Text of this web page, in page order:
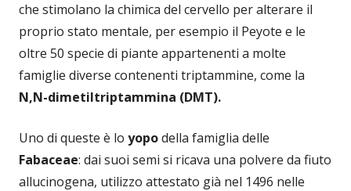
che stimolano la chimica del cervello per alterare il
proprio stato mentale, per esempio il Peyote e le
oltre 50 specie di piante appartenenti a molte
famiglie diverse contenenti triptammine, come la
N,N-dimetiltriptammina (DMT).
Uno di queste è lo yopodella famiglia delle
Fabaceae: dai suoi semi si ricava una polvere da fiuto
allucinogena, utilizzo attestato già nel 1496 nelle